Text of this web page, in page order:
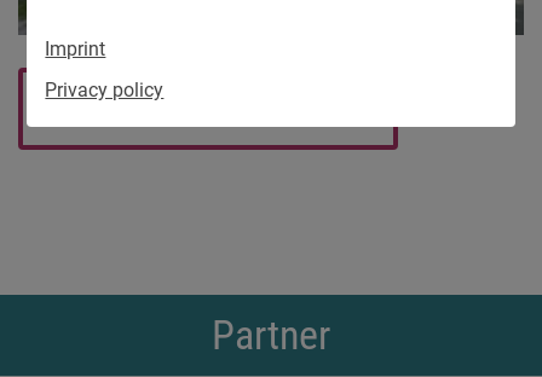
Imprint
Privacy policy
Back to overview
Partner